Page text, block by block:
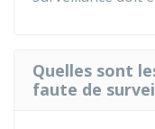
Quelles sont
faute de